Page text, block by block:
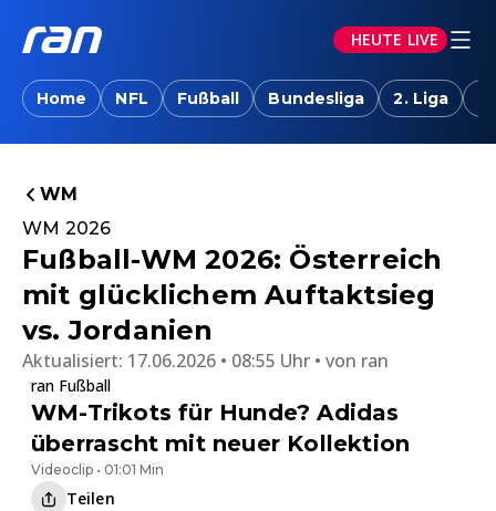
HEUTE LIVE
Home NFL Fußball Bundesliga 2. Liga
WM
WM 2026
Fußball-WM 2026: Österreich
mit glücklichem Auftaktsieg
vs. Jordanien
Aktualisiert: 17.06.2026 • 08:55 Uhr von ran
ran Fußball
WM-Trikots für Hunde? Adidas
überrascht mit neuer Kollektion
Videoclip • 01:01 Min
Teilen